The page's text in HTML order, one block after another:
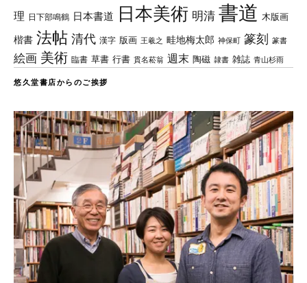
理 日下部鳴鶴 日本書道 日本美術 明清 書道 木版画
楷書 法帖 清代 漢字 版画 王羲之 畦地梅太郎 神保町 篆刻 篆書
絵画 美術 臨書 草書 行書 貫名菘翁 週末 陶磁 隷書 雑誌 青山杉雨
悠久堂書店からのご挨拶